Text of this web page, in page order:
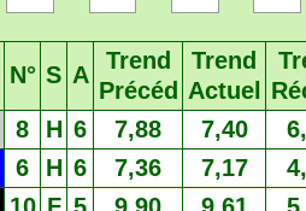
N° S A
Trend
Précéd
Trend
Actuel
8 H 6 7,88 7,40
6 H 6 7,36 7,17